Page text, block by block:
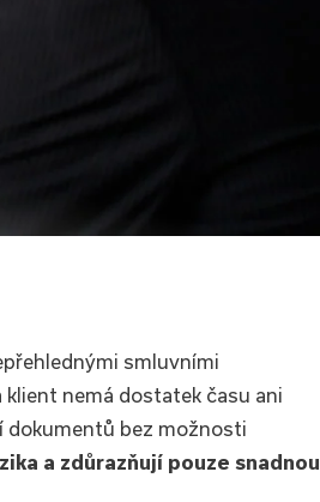
smluvními
nemá dostatek času ani
dokumentů bez možnosti
a zdůrazňují pouze snadnou